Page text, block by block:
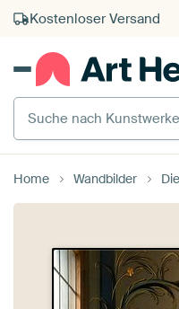
Kauf auf Rechnung
Individueller Druck auf
Suche nach Kunstwerken
Home Wandbilder Die